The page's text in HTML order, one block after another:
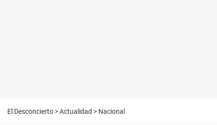
El Desconcierto >Actualidad > Nacional